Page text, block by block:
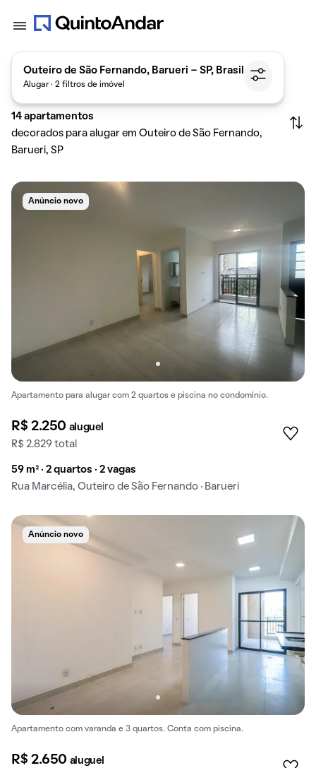
Outeiro de São Fernando, Barueri - SP, Brasil
Alugar · 2 filtros de imóvel
14 apartamentos
decorados para alugar em Outeiro de São Fernando,
Barueri, SP
Anúncio novo
Apartamento para alugar com 2 quartos e piscina no condomínio.
R$ 2.250 aluguel
R$ 2.829 total
59 m² · 2 quartos · 2 vagas
Rua Marcélia, Outeiro de São Fernando · Barueri
Anúncio novo
Apartamento com varanda e 3 quartos. Conta com piscina.
R$ 2.650 aluguel